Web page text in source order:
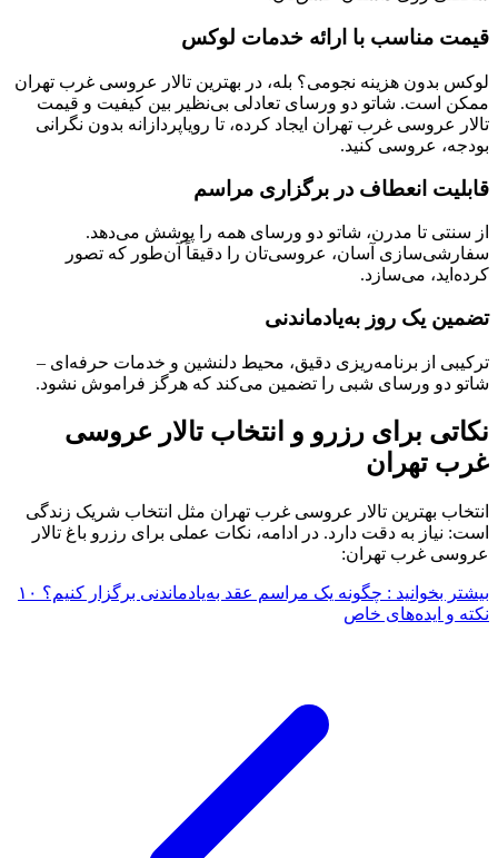
قیمت مناسب با ارائه خدمات لوکس
لوکس بدون هزینه نجومی؟ بله، در بهترین تالار عروسی غرب تهران
ممکن است. شاتو دو ورسای تعادلی بی‌نظیر بین کیفیت و قیمت
تالار عروسی غرب تهران ایجاد کرده، تا رویاپردازانه بدون نگرانی
بودجه، عروسی کنید.
قابلیت انعطاف در برگزاری مراسم
از سنتی تا مدرن، شاتو دو ورسای همه را پوشش می‌دهد.
سفارشی‌سازی آسان، عروسی‌تان را دقیقاً آن‌طور که تصور
کرده‌اید، می‌سازد.
تضمین یک روز به‌یادماندنی
ترکیبی از برنامه‌ریزی دقیق، محیط دلنشین و خدمات حرفه‌ای –
شاتو دو ورسای شبی را تضمین می‌کند که هرگز فراموش نشود.
نکاتی برای رزرو و انتخاب تالار عروسی
غرب تهران
انتخاب بهترین تالار عروسی غرب تهران مثل انتخاب شریک زندگی
است: نیاز به دقت دارد. در ادامه، نکات عملی برای رزرو باغ تالار
عروسی غرب تهران:
بیشتر بخوانید : چگونه یک مراسم عقد به‌یادماندنی برگزار کنیم؟ ۱۰
نکته و ایده‌های خاص